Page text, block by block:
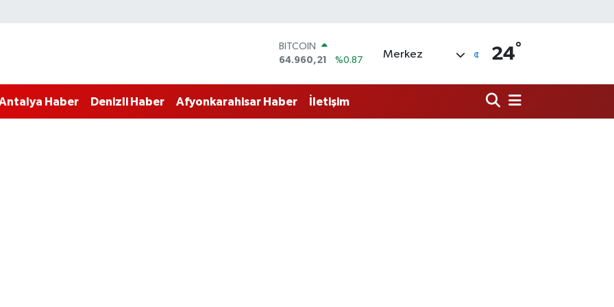
DOLAR
47,7436
%0.18
STERLİN
Merkez 24°
Haber Denizli Haber Afyonkarahisar Haber İletişim